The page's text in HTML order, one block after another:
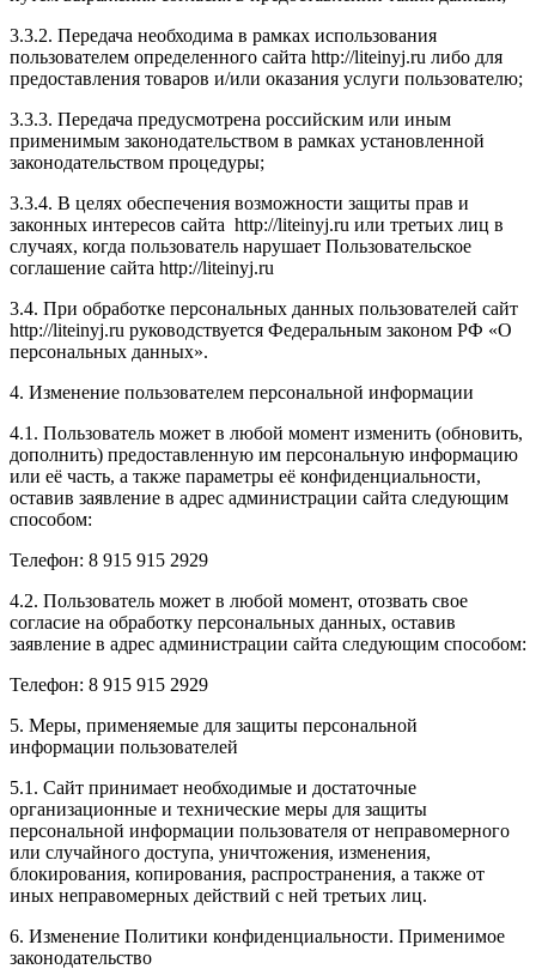
3.3.2. Передача необходима в рамках использования
пользователем определенного сайта http://liteinyj.ru либо для
предоставления товаров и/или оказания услуги пользователю;
3.3.3. Передача предусмотрена российским или иным
применимым законодательством в рамках установленной
законодательством процедуры;
3.3.4. В целях обеспечения возможности защиты прав и
законных интересов сайта http://liteinyj.ru или третьих лиц в
случаях, когда пользователь нарушает Пользовательское
соглашение сайта http://liteinyj.ru
3.4. При обработке персональных данных пользователей сайт
http://liteinyj.ru руководствуется Федеральным законом РФ «О
персональных данных».
4. Изменение пользователем персональной информации
4.1. Пользователь может в любой момент изменить (обновить,
дополнить) предоставленную им персональную информацию
или её часть, а также параметры её конфиденциальности,
оставив заявление в адрес администрации сайта следующим
способом:
Телефон: 8 915 915 2929
4.2. Пользователь может в любой момент, отозвать свое
согласие на обработку персональных данных, оставив
заявление в адрес администрации сайта следующим способом:
Телефон: 8 915 915 2929
5. Меры, применяемые для защиты персональной
информации пользователей
5.1. Сайт принимает необходимые и достаточные
организационные и технические меры для защиты
персональной информации пользователя от неправомерного
или случайного доступа, уничтожения, изменения,
блокирования, копирования, распространения, а также от
иных неправомерных действий с ней третьих лиц.
6. Изменение Политики конфиденциальности. Применимое
законодательство